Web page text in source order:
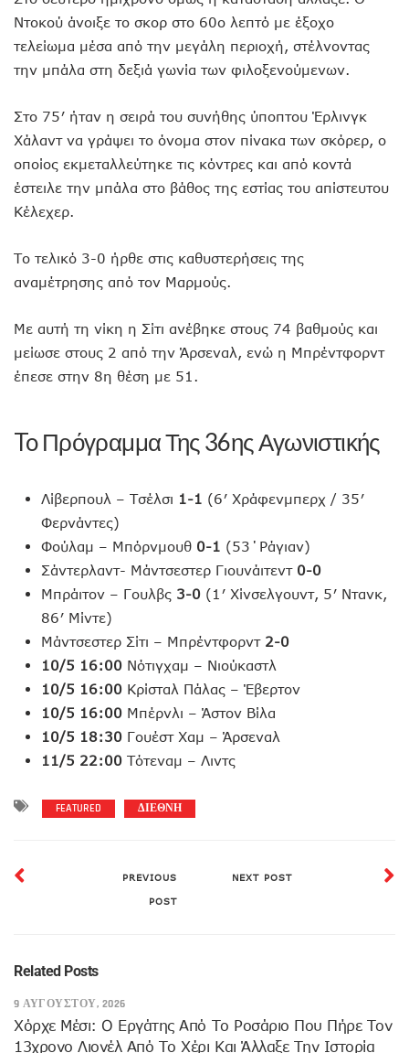
Ντοκού άνοιξε το σκορ στο 60ο λεπτό με έξοχο
τελείωμα μέσα από την μεγάλη περιοχή, στέλνοντας
την μπάλα στη δεξιά γωνία των φιλοξενούμενων.
Στο 75′ ήταν η σειρά του συνήθης ύποπτου Έρλινγκ
Χάλαντ να γράψει το όνομα στον πίνακα των σκόρερ, ο
οποίος εκμεταλλεύτηκε τις κόντρες και από κοντά
έστειλε την μπάλα στο βάθος της εστίας του απίστευτου
Κέλεχερ.
Το τελικό 3-0 ήρθε στις καθυστερήσεις της
αναμέτρησης από τον Μαρμούς.
Με αυτή τη νίκη η Σίτι ανέβηκε στους 74 βαθμούς και
μείωσε στους 2 από την Άρσεναλ, ενώ η Μπρέντφορντ
έπεσε στην 8η θέση με 51.
To Πρόγραμμα Της 36ης Αγωνιστικής
Λίβερπουλ – Τσέλσι 1-1 (6′ Χράφενμπερχ / 35′
Φερνάντες)
Φούλαμ – Μπόρνμουθ 0-1 (53΄Ράγιαν)
Σάντερλαντ- Μάντσεστερ Γιουνάιτεντ0-0
Μπράιτον – Γουλβς 3-0 (1′ Χίνσελγουντ, 5′ Ντανκ,
86′ Μίντε)
Μάντσεστερ Σίτι – Μπρέντφορντ 2-0
10/5 16:00 Νότιγχαμ – Νιούκαστλ
10/5 16:00 Κρίσταλ Πάλας – Έβερτον
10/5 16:00 Μπέρνλι – Άστον Βίλα
10/5 18:30 Γουέστ Χαμ – Άρσεναλ
11/5 22:00 Τότεναμ – Λιντς
FEATURED ΔΙΕΘΝΗ
PREVIOUS
POST
NEXT POST
Related Posts
9 ΑΥΓΟΎΣΤΟΥ, 2026
Χόρχε Μέσι: Ο Εργάτης Από Το Ροσάριο Που Πήρε Τον
13χρονο Λιονέλ Από Το Χέρι Και Άλλαξε Την Ιστορία